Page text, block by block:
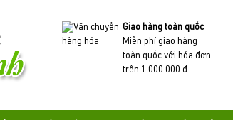
Giao hàng toàn quốc
Miễn phí giao hàng
toàn quốc với hóa đơn
trên 1.000.000 đ